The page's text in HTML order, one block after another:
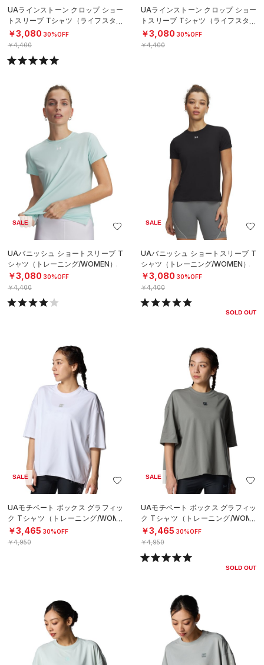
UAラインストーン クロップ ショー
トスリーブ Tシャツ（ライフスタイ
ル/WOMEN）
￥3,080 30%OFF
￥4,400
UAラインストーン クロップ ショー
トスリーブ Tシャツ（ライフスタイ
ル/WOMEN）
￥3,080 30%OFF
￥4,400
SALE
UAバニッシュ ショートスリーブ T
シャツ（トレーニング/WOMEN）
￥3,080 30%OFF
￥4,400
SALE
UAバニッシュ ショートスリーブ T
シャツ（トレーニング/WOMEN）
￥3,080 30%OFF
￥4,400
SOLD OUT
SALE
UAモチベート ボックス グラフィッ
ク Tシャツ（トレーニング/WOME
N）
￥3,465 30%OFF
￥4,950
SALE
UAモチベート ボックス グラフィッ
ク Tシャツ（トレーニング/WOME
N）
￥3,465 30%OFF
￥4,950
SOLD OUT